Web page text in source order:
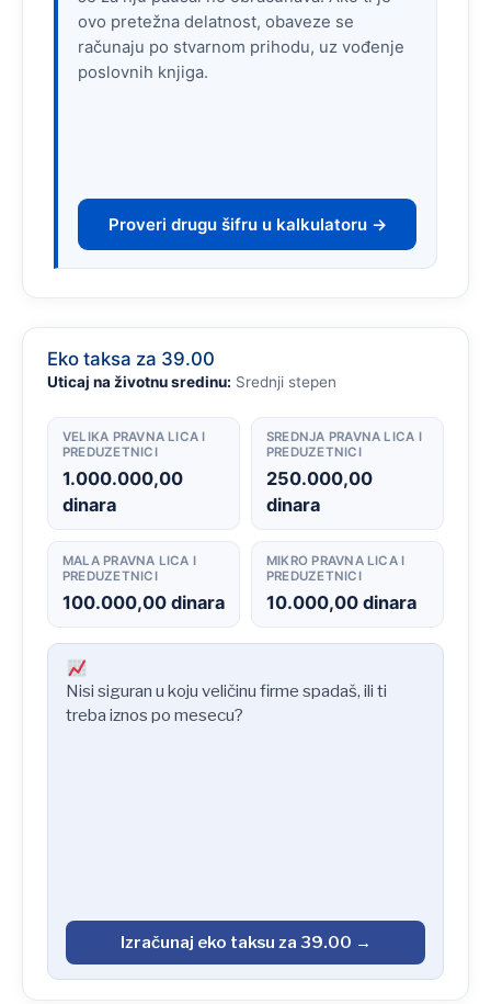
ovo pretežna delatnost, obaveze se
računaju po stvarnom prihodu, uz vođenje
poslovnih knjiga.
Proveri drugu šifru u kalkulatoru →
Eko taksa za 39.00
Uticaj na životnu sredinu: Srednji stepen
VELIKA PRAVNA LICA I
PREDUZETNICI
1.000.000,00
dinara
SREDNJA PRAVNA LICA I
PREDUZETNICI
250.000,00
dinara
MALA PRAVNA LICA I
PREDUZETNICI
100.000,00 dinara
MIKRO PRAVNA LICA I
PREDUZETNICI
10.000,00 dinara
Nisi siguran u koju veličinu firme spadaš, ili ti
treba iznos po mesecu?
Izračunaj eko taksu za 39.00 →